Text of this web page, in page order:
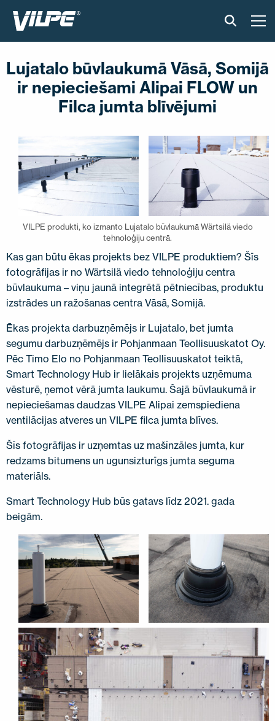
GUDRAIS JUMTS
UZSTĀDĪŠANA UN MATERIĀLI
ATSAUKSMES
SAZINIETIES AR MUMS
EN FI USA PL SV SV-FI LT LV
Lujatalo būvlaukumā Vāsā, Somijā
ir nepieciešami Alipai FLOW un
Filca jumta blīvējumi
VILPE produkti, ko izmanto Lujatalo būvlaukumā Wärtsilä viedo
tehnoloģiju centrā.
Kas gan būtu ēkas projekts bez VILPE ​​produktiem? Šīs
fotogrāfijas ir no Wärtsilä viedo tehnoloģiju centra
būvlaukuma – viņu jaunā integrētā pētniecības, produktu
izstrādes un ražošanas centra Vāsā, Somijā.
Ēkas projekta darbuzņēmējs ir Lujatalo, bet jumta
segumu darbuzņēmējs ir Pohjanmaan Teollisuuskatot Oy.
Pēc Timo Elo no Pohjanmaan Teollisuuskatot teiktā,
Smart Technology Hub ir lielākais projekts uzņēmuma
vēsturē, ņemot vērā jumta laukumu. Šajā būvlaukumā ir
nepieciešamas daudzas VILPE ​​Alipai zemspiediena
ventilācijas atveres un VILPE ​​filca jumta blīves.
Šīs fotogrāfijas ir uzņemtas uz mašīnzāles jumta, kur
redzams bitumens un ugunsizturīgs jumta seguma
materiāls.
Smart Technology Hub būs gatavs līdz 2021. gada
beigām.